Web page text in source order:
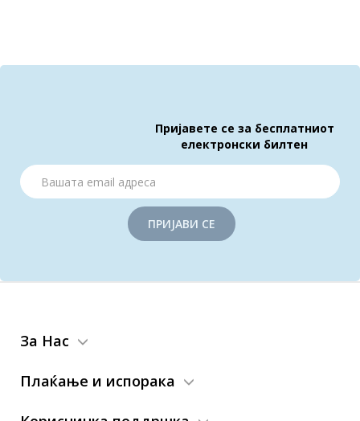
Пријавете се за бесплатниот
електронски билтен
ПРИЈАВИ СЕ
За Нас
Плаќање и испорака